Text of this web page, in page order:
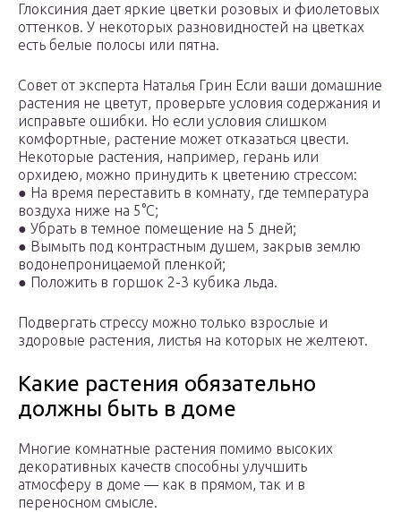
Глоксиния дает яркие цветки розовых и фиолетовых
оттенков. У некоторых разновидностей на цветках
есть белые полосы или пятна.
Совет от эксперта Наталья Грин Если ваши домашние
растения не цветут, проверьте условия содержания и
исправьте ошибки. Но если условия слишком
комфортные, растение может отказаться цвести.
Некоторые растения, например, герань или
орхидею, можно принудить к цветению стрессом:
● На время переставить в комнату, где температура
воздуха ниже на 5°C;
● Убрать в темное помещение на 5 дней;
● Вымыть под контрастным душем, закрыв землю
водонепроницаемой пленкой;
● Положить в горшок 2-3 кубика льда.
Подвергать стрессу можно только взрослые и
здоровые растения, листья на которых не желтеют.
Какие растения обязательно
должны быть в доме
Многие комнатные растения помимо высоких
декоративных качеств способны улучшить
атмосферу в доме — как в прямом, так и в
переносном смысле.